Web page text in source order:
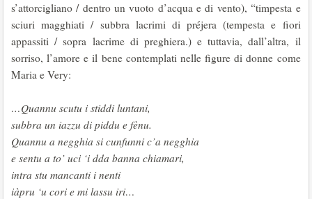
s’attorcigliano / dentro un vuoto d’acqua e di vento), “timpesta e
sciuri magghiati / subbra lacrimi di préjera (tempesta e fiori
appassiti / sopra lacrime di preghiera.) e tuttavia, dall’altra, il
sorriso, l’amore e il bene contemplati nelle figure di donne come
Maria e Very:
…Quannu scutu i stiddi luntani,
subbra un iazzu di piddu e fènu.
Quannu a negghia si cunfunni c’a negghia
e sentu a to’ uci ‘i dda banna chiamari,
intra stu mancanti i nenti
iàpru ‘u cori e mi lassu iri…